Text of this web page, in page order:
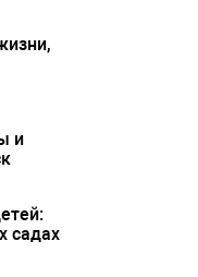
и
садах